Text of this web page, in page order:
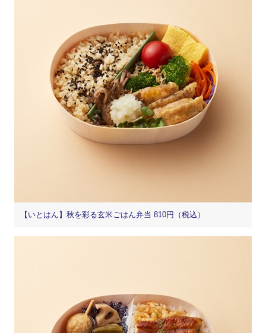
【いとはん】秋を彩る玄米ごはん弁当 810円（税込）